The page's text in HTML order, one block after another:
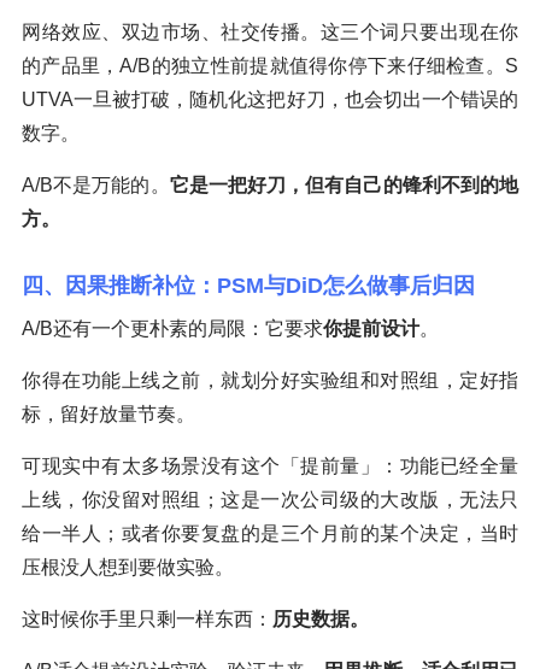
网络效应、双边市场、社交传播。这三个词只要出现在你
的产品里，A/B的独立性前提就值得你停下来仔细检查。S
UTVA一旦被打破，随机化这把好刀，也会切出一个错误的
数字。
A/B不是万能的。 它是一把好刀，但有自己的锋利不到的地
方。
四、因果推断补位：PSM与DiD怎么做事后归因
A/B还有一个更朴素的局限：它要求你提前设计。
你得在功能上线之前，就划分好实验组和对照组，定好指
标，留好放量节奏。
可现实中有太多场景没有这个「提前量」：功能已经全量
上线，你没留对照组；这是一次公司级的大改版，无法只
给一半人；或者你要复盘的是三个月前的某个决定，当时
压根没人想到要做实验。
这时候你手里只剩一样东西： 历史数据。